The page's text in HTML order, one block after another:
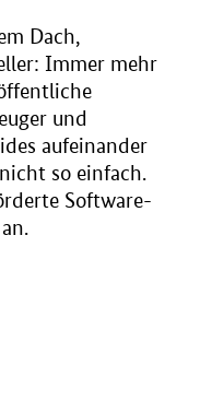
Dach,
Immer mehr
und
aufeinander
so einfach.
Software-